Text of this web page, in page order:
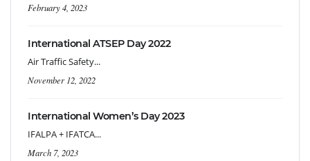
February 4, 2023
International ATSEP Day 2022
Air Traffic Safety...
November 12, 2022
International Women’s Day 2023
IFALPA + IFATCA...
March 7, 2023